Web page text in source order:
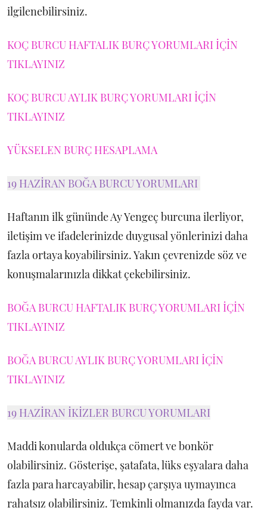
ilgilenebilirsiniz.
KOÇ BURCU HAFTALIK BURÇ YORUMLARI İÇİN
TIKLAYINIZ
KOÇ BURCU AYLIK BURÇ YORUMLARI İÇİN
TIKLAYINIZ
YÜKSELEN BURÇ HESAPLAMA
19 HAZİRAN BOĞA BURCU YORUMLARI
Haftanın ilk gününde Ay Yengeç burcuna ilerliyor,
iletişim ve ifadelerinizde duygusal yönlerinizi daha
fazla ortaya koyabilirsiniz. Yakın çevrenizde söz ve
konuşmalarınızla dikkat çekebilirsiniz.
BOĞA BURCU HAFTALIK BURÇ YORUMLARI İÇİN
TIKLAYINIZ
BOĞA BURCU AYLIK BURÇ YORUMLARI İÇİN
TIKLAYINIZ
19 HAZİRAN İKİZLER BURCU YORUMLARI
Maddi konularda oldukça cömert ve bonkör
olabilirsiniz. Gösterişe, şatafata, lüks eşyalara daha
fazla para harcayabilir, hesap çarşıya uymayınca
rahatsız olabilirsiniz. Temkinli olmanızda fayda var.